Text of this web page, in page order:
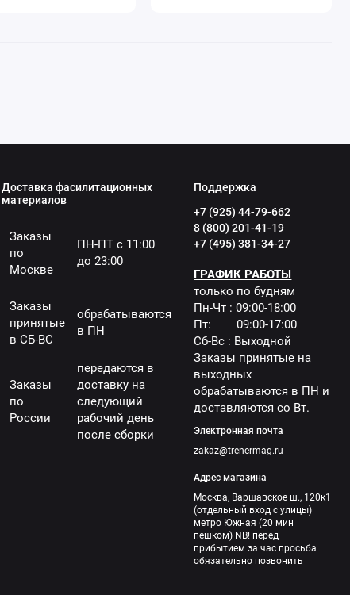
Доставка фасилитационных
материалов
Заказы
по
Москве
ПН-ПТ с 11:00
до 23:00
Заказы
принятые
в СБ-ВС
обрабатываются
в ПН
Заказы
по
России
передаются в
доставку на
следующий
рабочий день
после сборки
Поддержка
+7 (925) 44-79-662
8 (800) 201-41-19
+7 (495) 381-34-27
ГРАФИК РАБОТЫ
только по будням
Пн-Чт : 09:00-18:00
Пт: 09:00-17:00
Сб-Вс : Выходной
Заказы принятые на
выходных
обрабатываются в ПН и
доставляются со Вт.
Электронная почта
zakaz@trenermag.ru
Адрес магазина
Москва, Варшавское ш., 120к1
(отдельный вход с улицы)
метро Южная (20 мин
пешком) NB! перед
прибытием за час просьба
обязательно позвонить